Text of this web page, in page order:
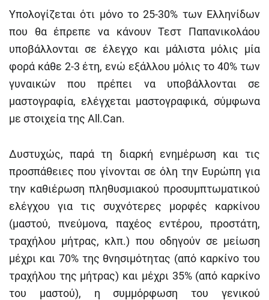
Υπολογίζεται ότι μόνο το 25-30% των Ελληνίδων
που θα έπρεπε να κάνουν Τεστ Παπανικολάου
υποβάλλονται σε έλεγχο και μάλιστα μόλις μία
φορά κάθε 2-3 έτη, ενώ εξάλλου μόλις το 40% των
γυναικών που πρέπει να υποβάλλονται σε
μαστογραφία, ελέγχεται μαστογραφικά, σύμφωνα
με στοιχεία της All.Can.
Δυστυχώς, παρά τη διαρκή ενημέρωση και τις
προσπάθειες που γίνονται σε όλη την Ευρώπη για
την καθιέρωση πληθυσμιακού προσυμπτωματικού
ελέγχου για τις συχνότερες μορφές καρκίνου
(μαστού, πνεύμονα, παχέος εντέρου, προστάτη,
τραχήλου μήτρας, κλπ.) που οδηγούν σε μείωση
μέχρι και 70% της θνησιμότητας (από καρκίνο του
τραχήλου της μήτρας) και μέχρι 35% (από καρκίνο
του μαστού), η συμμόρφωση του γενικού